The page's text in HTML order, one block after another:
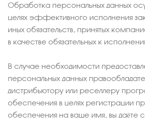
Обработка персональных данных
целях эффективного исполнения
иных обязательств, принятых
в качестве обязательных к
В случае необходимости
персональных данных
дистрибьютору или реселлеру
обеспечения в целях регистрации
обеспечения на ваше имя, вы даёте